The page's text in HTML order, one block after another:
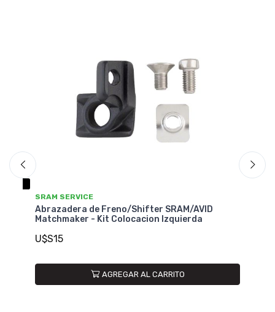
SRAM SERVICE
Abrazadera de Freno/Shifter SRAM/AVID
Matchmaker - Kit Colocacion Izquierda
U$S15
AGREGAR AL CARRITO